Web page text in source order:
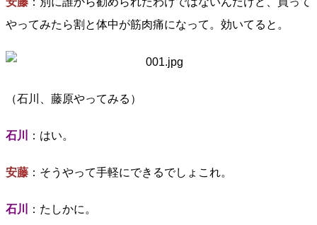
やってみたら割と体中が筋肉痛になって。効いてると。
（石川、藤原やってみる）
石川 ：はい。
安藤 ：そうやって手軽にできるでしょこれ。
石川 ：たしかに。